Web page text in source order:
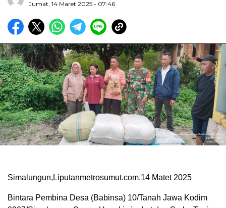
Jumat, 14 Maret 2025 - 07:46
Simalungun,Liputanmetrosumut.com.14 Matet 2025
Bintara Pembina Desa (Babinsa) 10/Tanah Jawa Kodim